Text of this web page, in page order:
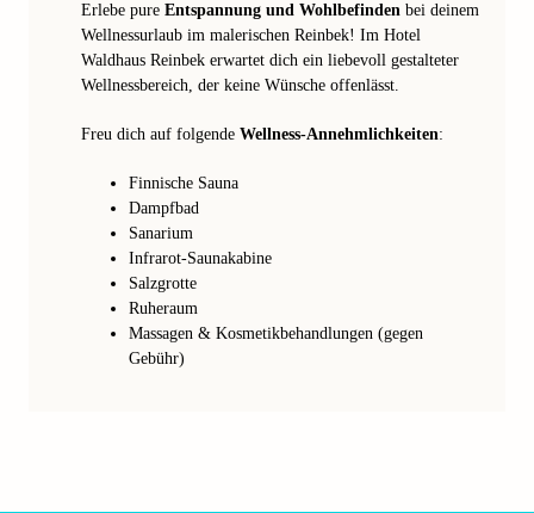
Erlebe pure Entspannung und Wohlbefinden bei deinem
Wellnessurlaub im malerischen Reinbek! Im Hotel
Waldhaus Reinbek erwartet dich ein liebevoll gestalteter
Wellnessbereich, der keine Wünsche offenlässt.
Freu dich auf folgende Wellness-Annehmlichkeiten:
Finnische Sauna
Dampfbad
Sanarium
Infrarot-Saunakabine
Salzgrotte
Ruheraum
Massagen & Kosmetikbehandlungen (gegen
Gebühr)